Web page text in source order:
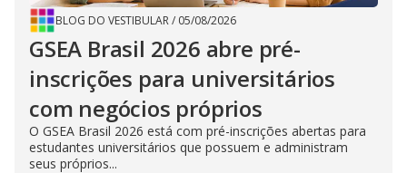
BLOG DO VESTIBULAR/ 05/08/2026
GSEA Brasil 2026 abre pré-
inscrições para universitários
com negócios próprios
O GSEA Brasil 2026 está com pré-inscrições abertas para
estudantes universitários que possuem e administram
seus próprios...